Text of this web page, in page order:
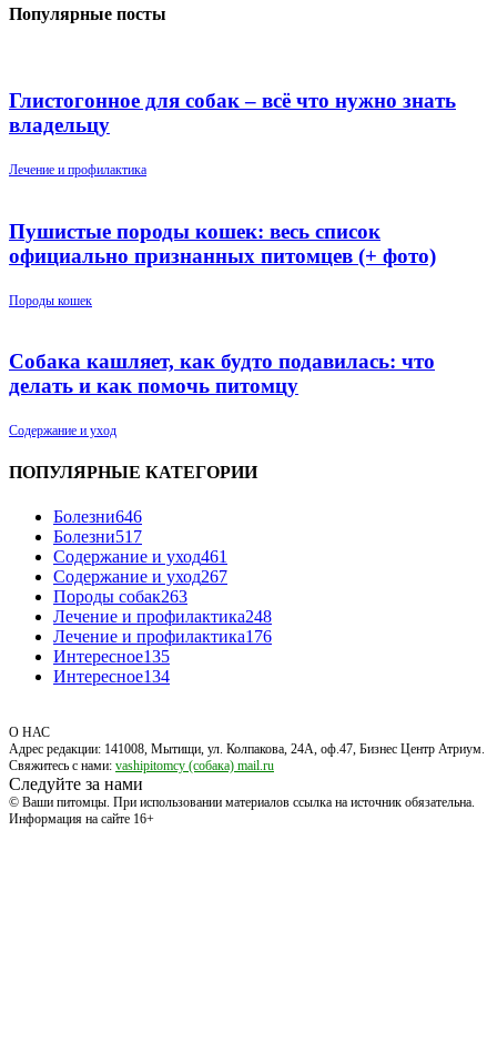
Популярные посты
Глистогонное для собак – всё что нужно знать
владельцу
Лечение и профилактика
Пушистые породы кошек: весь список
официально признанных питомцев (+ фото)
Породы кошек
Собака кашляет, как будто подавилась: что
делать и как помочь питомцу
Содержание и уход
ПОПУЛЯРНЫЕ КАТЕГОРИИ
Болезни646
Болезни517
Содержание и уход461
Содержание и уход267
Породы собак263
Лечение и профилактика248
Лечение и профилактика176
Интересное135
Интересное134
О НАС
Адрес редакции: 141008, Мытищи, ул. Колпакова, 24А, оф.47, Бизнес Центр Атриум.
Свяжитесь с нами: vashipitomcy (собака) mail.ru
Следуйте за нами
© Ваши питомцы. При использовании материалов ссылка на источник обязательна.
Информация на сайте 16+